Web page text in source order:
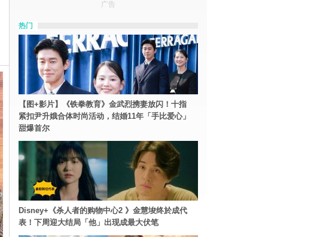
广告
热门
【图+影片】《铁拳教育》金武烈携妻放闪！十指
紧扣尹升娥合体时尚活动，结婚11年「手比爱心」
甜爆首尔
Disney+《杀人者的购物中心2 》金慧埈终於成代
表！下周迎大结局「他」出现成最大伏笔